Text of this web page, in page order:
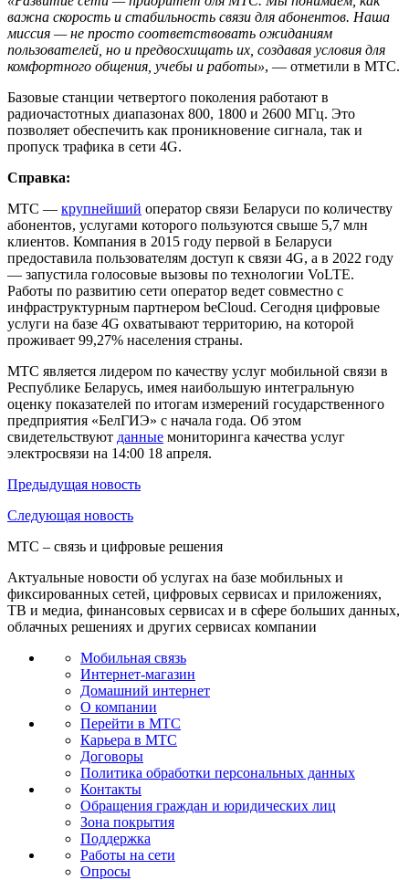
важна скорость и стабильность связи для абонентов. Наша
миссия — не просто соответствовать ожиданиям
пользователей, но и предвосхищать их, создавая условия для
комфортного общения, учебы и работы», — отметили в МТС.
Базовые станции четвертого поколения работают в
радиочастотных диапазонах 800, 1800 и 2600 МГц. Это
позволяет обеспечить как проникновение сигнала, так и
пропуск трафика в сети 4G.
Справка:
МТС — крупнейший оператор связи Беларуси по количеству
абонентов, услугами которого пользуются свыше 5,7 млн
клиентов. Компания в 2015 году первой в Беларуси
предоставила пользователям доступ к связи 4G, а в 2022 году
— запустила голосовые вызовы по технологии VoLTE.
Работы по развитию сети оператор ведет совместно с
инфраструктурным партнером beCloud. Сегодня цифровые
услуги на базе 4G охватывают территорию, на которой
проживает 99,27% населения страны.
МТС является лидером по качеству услуг мобильной связи в
Республике Беларусь, имея наибольшую интегральную
оценку показателей по итогам измерений государственного
предприятия «БелГИЭ» с начала года. Об этом
свидетельствуют данные мониторинга качества услуг
электросвязи на 14:00 18 апреля.
Предыдущая новость
Следующая новость
МТС – связь и цифровые решения
Актуальные новости об услугах на базе мобильных и
фиксированных сетей, цифровых сервисах и приложениях,
ТВ и медиа, финансовых сервисах и в сфере больших данных,
облачных решениях и других сервисах компании
Мобильная связь
Интернет-магазин
Домашний интернет
О компании
Перейти в МТС
Карьера в МТС
Договоры
Политика обработки персональных данных
Контакты
Обращения граждан и юридических лиц
Зона покрытия
Поддержка
Работы на сети
Опросы